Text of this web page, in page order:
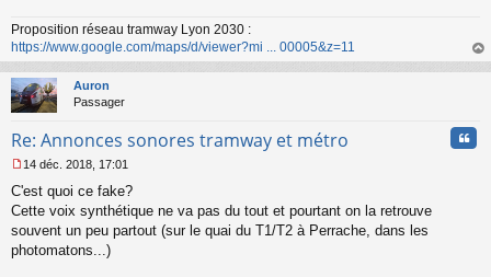
Proposition réseau tramway Lyon 2030 :
https://www.google.com/maps/d/viewer?mi ... 00005&z=11
au
Auron
Passager
Re: Annonces sonores tramway et métro
e
s
s
g
14 déc. 2018, 17:01
C'est quoi ce fake?
Cette voix synthétique ne va pas du tout et pourtant on la retrouve
souvent un peu partout (sur le quai du T1/T2 à Perrache, dans les
photomatons...)